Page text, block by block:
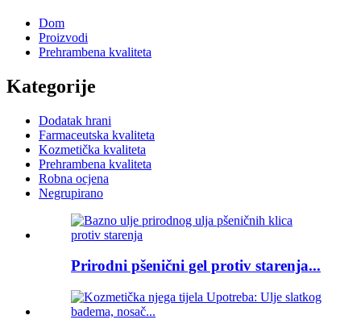
Dom
Proizvodi
Prehrambena kvaliteta
Kategorije
Dodatak hrani
Farmaceutska kvaliteta
Kozmetička kvaliteta
Prehrambena kvaliteta
Robna ocjena
Negrupirano
Prirodni pšenični gel protiv starenja...